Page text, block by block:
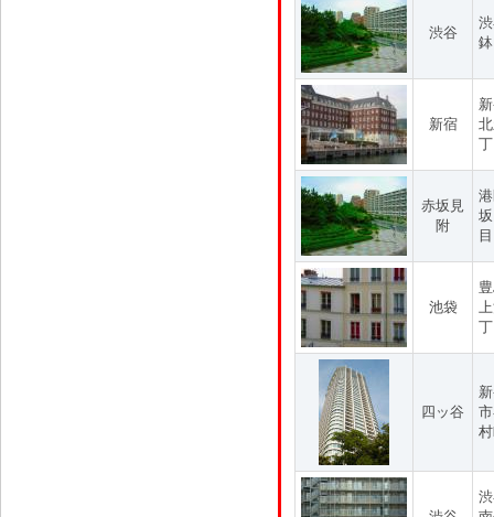
渋谷
新宿
赤坂見
附
目
池袋
四ッ谷